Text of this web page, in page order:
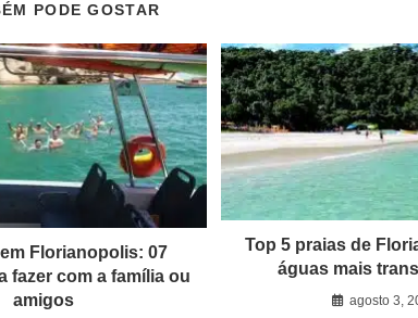
PODE GOSTAR
Florianopolis: 07
fazer com a família ou
amigos
Top 5 praias de
águas mais
agosto 3,